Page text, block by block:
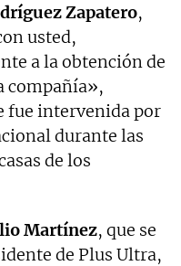
Zapatero,
usted,
a la obtención de
compañía»,
fue intervenida por
durante las
de los
Martínez, que se
de Plus Ultra,